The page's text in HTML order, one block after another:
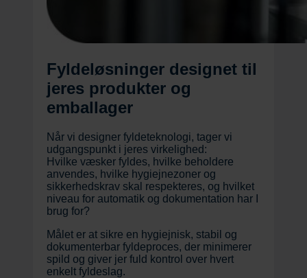
Fyldeløsninger designet til
jeres produkter og
emballager
Når vi designer fyldeteknologi, tager vi
udgangspunkt i jeres virkelighed:
Hvilke væsker fyldes, hvilke beholdere
anvendes, hvilke hygiejnezoner og
sikkerhedskrav skal respekteres, og hvilket
niveau for automatik og dokumentation har I
brug for?
Målet er at sikre en hygiejnisk, stabil og
dokumenterbar fyldeproces, der minimerer
spild og giver jer fuld kontrol over hvert
enkelt fyldeslag.